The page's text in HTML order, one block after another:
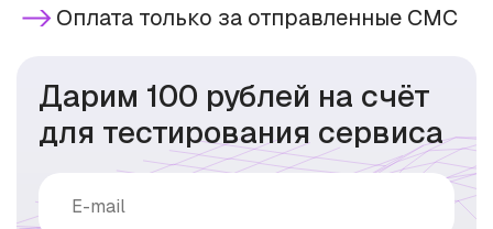
Оплата только за отправленные СМС
Дарим 100 рублей на счёт
для тестирования сервиса